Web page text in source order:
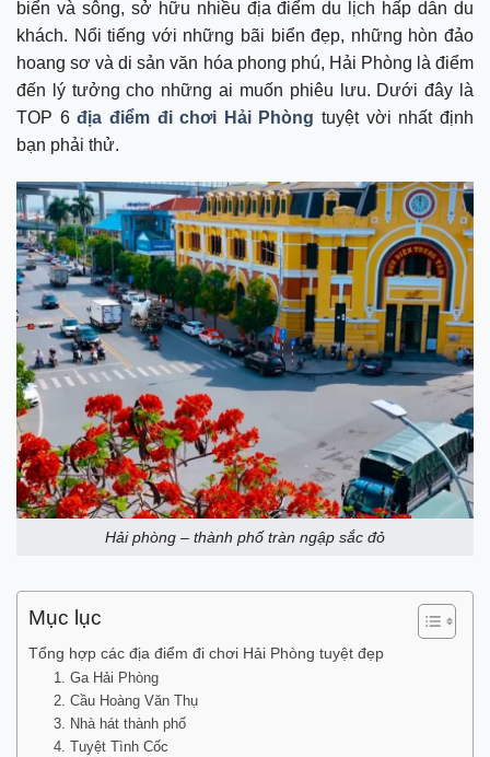
biển và sông, sở hữu nhiều địa điểm du lịch hấp dẫn du
khách. Nổi tiếng với những bãi biển đẹp, những hòn đảo
hoang sơ và di sản văn hóa phong phú, Hải Phòng là điểm
đến lý tưởng cho những ai muốn phiêu lưu. Dưới đây là
TOP 6địa điểm đi chơi Hải Phòng tuyệt vời nhất định
bạn phải thử.
Hải phòng – thành phố tràn ngập sắc đỏ
Mục lục
Tổng hợp các địa điểm đi chơi Hải Phòng tuyệt đẹp
1. Ga Hải Phòng
2. Cầu Hoàng Văn Thụ
3. Nhà hát thành phố
4. Tuyệt Tình Cốc